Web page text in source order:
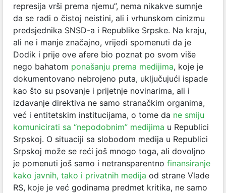
represija vrši prema njemu”, nema nikakve sumnje
da se radi o čistoj neistini, ali i vrhunskom cinizmu
predsjednika SNSD-a i Republike Srpske. Na kraju,
ali ne i manje značajno, vrijedi spomenuti da je
Dodik i prije ove afere bio poznat po svom više
nego bahatom ponašanju prema medijima, koje je
dokumentovano nebrojeno puta, uključujući ispade
kao što su psovanje i prijetnje novinarima, ali i
izdavanje direktiva ne samo stranačkim organima,
već i entitetskim institucijama, o tome da ne smiju
komunicirati sa “nepodobnim” medijima u Republici
Srpskoj. O situaciji sa slobodom medija u Republici
Srpskoj može se reći još mnogo toga, ali dovoljno
je pomenuti još samo i netransparentno finansiranje
kako javnih, tako i privatnih medija od strane Vlade
RS, koje je već godinama predmet kritika, ne samo